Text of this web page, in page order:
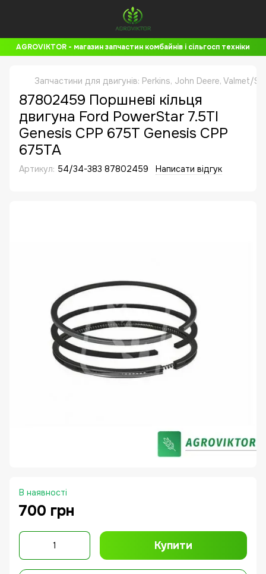
AGROVIKTOR - магазин запчастин комбайнів і сільгосп техніки
Запчастини для двигунів: Perkins, John Deere, Valmet/
87802459 Поршневі кільця
двигуна Ford PowerStar 7.5TI
Genesis CPP 675T Genesis CPP
675TA
Артикул: 54/34-383 87802459 Написати відгук
В наявності
700 грн
Купити